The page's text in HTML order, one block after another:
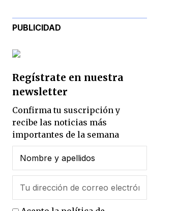
PUBLICIDAD
Regístrate en nuestra
newsletter
Confirma tu suscripción y
recibe las noticias más
importantes de la semana